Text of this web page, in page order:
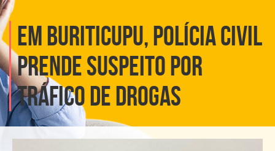
EM BURITICUPU, POLÍCIA CIVIL
PRENDE SUSPEITO POR
TRÁFICO DE DROGAS